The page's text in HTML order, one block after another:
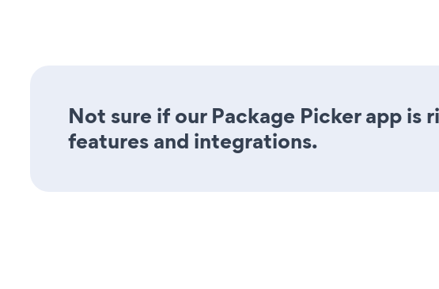
Not sure if our Package Picker app
features and integrations.